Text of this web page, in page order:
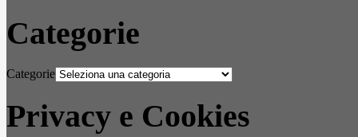
Categorie
Categorie
Privacy e Cookies